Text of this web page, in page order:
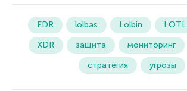
EDR lolbas Lolbin LOTL
XDR
защита мониторинг
стратегия
угрозы